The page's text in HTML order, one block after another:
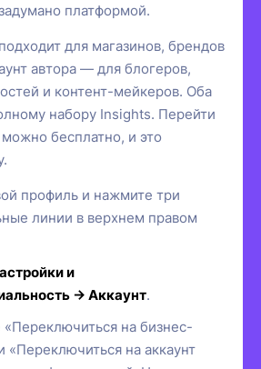
платформой.
для магазинов, брендов
автора — для блогеров,
и контент-мейкеров. Оба
набору Insights. Перейти
бесплатно, и это
профиль и нажмите три
линии в верхнем правом
и
→ Аккаунт.
«Переключиться на бизнес-
«Переключиться на аккаунт